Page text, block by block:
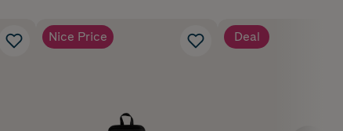
Nice Price Deal